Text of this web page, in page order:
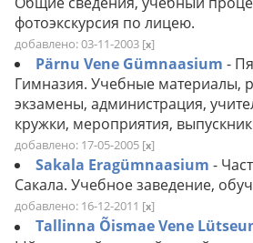
фотоэкскурсия по лицею.
добавлено: 03-11-2003 [x]
Pärnu Vene Gümnaasium -
Гимназия. Учебные материалы,
экзамены, администрация,
кружки, мероприятия,
добавлено: 17-05-2005 [x]
Sakala Eragümnaasium -
Сакала. Учебное заведение,
добавлено: 16-12-2011 [x]
Tallinna Õismae Vene